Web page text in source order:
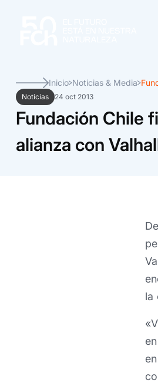
Inicio Noticias & Media
Noticias 24 oct 2013
Fundación Chile
alianza con
la